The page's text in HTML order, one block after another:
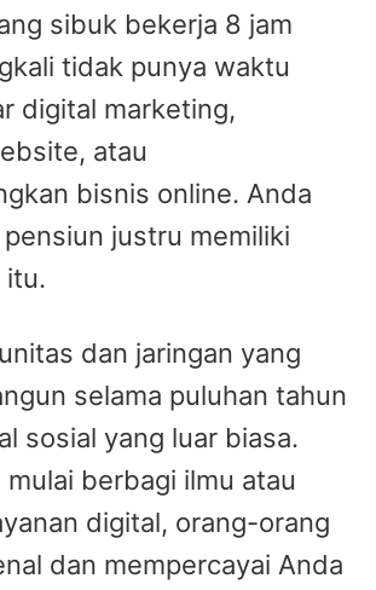
sibuk bekerja 8 jam
tidak punya waktu
digital marketing,
atau
bisnis online. Anda
justru memiliki
itu.
dan jaringan yang
selama puluhan tahun
sosial yang luar biasa.
mulai berbagi ilmu atau
digital, orang-orang
dan mempercayai Anda